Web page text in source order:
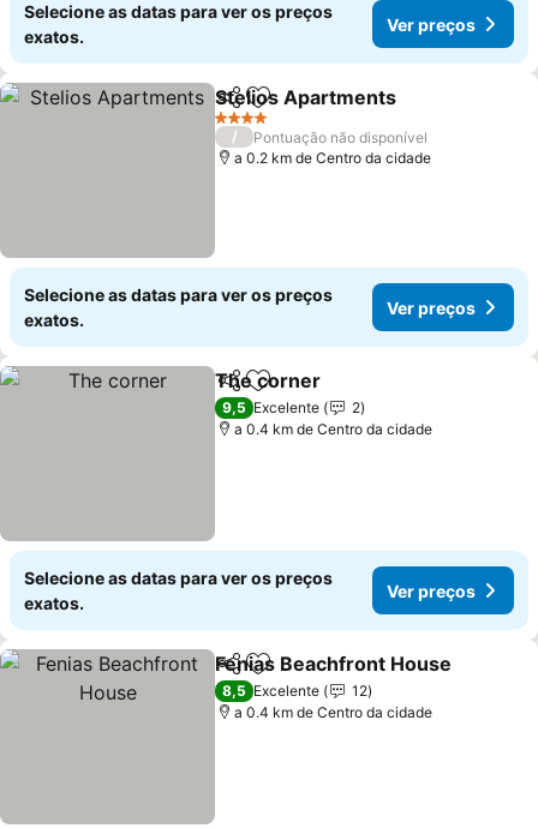
Selecione as datas para ver os preços
exatos.
Ver preços
PartilharAdicionar aos favoritos
Stelios Apartments
4 Estrelas
/
Pontuação não disponível
a 0.2 km de Centro da cidade
Selecione as datas para ver os preços
exatos.
Ver preços
PartilharAdicionar aos favoritos
The corner
9,5 Excelente
2
a 0.4 km de Centro da cidade
Selecione as datas para ver os preços
exatos.
Ver preços
PartilharAdicionar aos favoritos
Fenias Beachfront House
8,5 Excelente
12
a 0.4 km de Centro da cidade